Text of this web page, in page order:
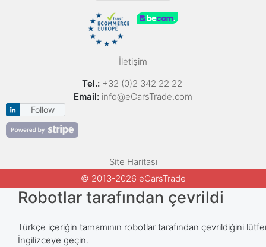
İletişim
Tel.: +32 (0)2 342 22 22
Email: info@eCarsTrade.com
Follow
Site Haritası
© 2013-2026 eCarsTrade
Robotlar tarafından çevrildi
Türkçe içeriğin tamamının robotlar tarafından çevrildiğini
İngilizceye geçin.